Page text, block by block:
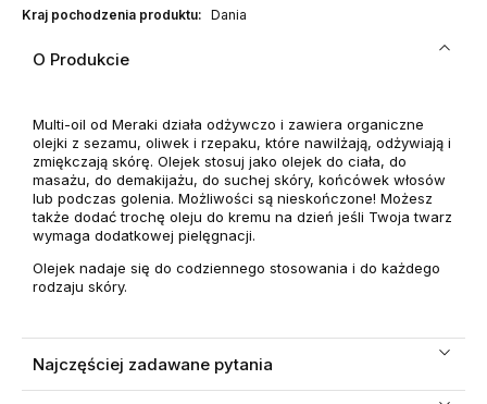
Kraj pochodzenia produktu: Dania
O Produkcie
Multi-oil od Meraki działa odżywczo i zawiera organiczne
olejki z sezamu, oliwek i rzepaku, które nawilżają, odżywiają i
zmiękczają skórę. Olejek stosuj jako olejek do ciała, do
masażu, do demakijażu, do suchej skóry, końcówek włosów
lub podczas golenia. Możliwości są nieskończone! Możesz
także dodać trochę oleju do kremu na dzień jeśli Twoja twarz
wymaga dodatkowej pielęgnacji.
Olejek nadaje się do codziennego stosowania i do każdego
rodzaju skóry.
Najczęściej zadawane pytania